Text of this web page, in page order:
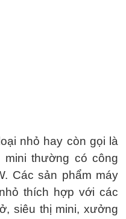
nhỏ hay còn gọi là
mini thường có công
Các sản phẩm máy
thích hợp với các
siêu thị mini, xưởng